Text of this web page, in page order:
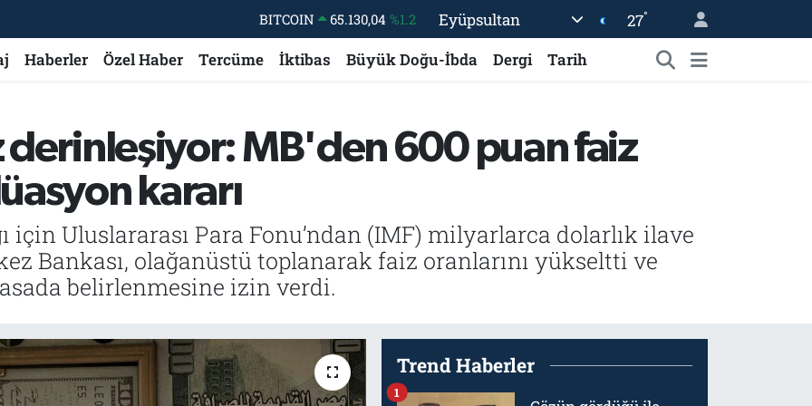
BITCOIN 65.130,04 %1.2
DOLAR
GRAM ALTIN
6648.99 %2.59
Eyüpsultan 27°
Haberler Özel Haber Tercüme İktibas Büyük Doğu-İbda Dergi Tarih
derinleşiyor: MB'den 600 puan faiz
kararı
için Uluslararası Para Fonu’ndan (IMF) milyarlarca dolarlık ilave
Bankası, olağanüstü toplanarak faiz oranlarını yükseltti ve
belirlenmesine izin verdi.
Trend Haberler
1